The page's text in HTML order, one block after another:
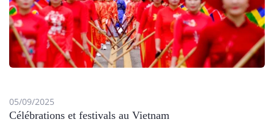
05/09/2025
Célébrations et festivals au Vietnam